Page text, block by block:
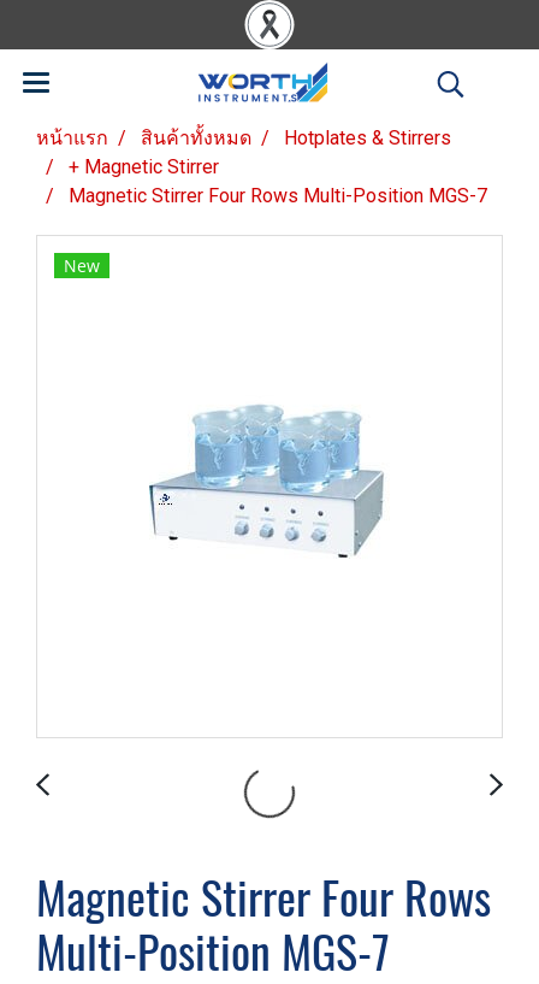
หน้าแรก สินค้าทั้งหมด
Hotplates & Stirrers
+ Magnetic Stirrer
Magnetic Stirrer Four Rows Multi-Position MGS-7
New
Magnetic Stirrer Four Rows
Multi-Position MGS-7